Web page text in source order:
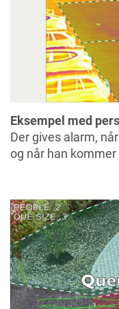
Eksempel med
Der gives alarm,
og når han